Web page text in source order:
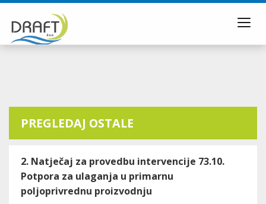
PREGLEDAJ OSTALE
2. Natječaj za provedbu intervencije 73.10.
Potpora za ulaganja u primarnu
poljoprivrednu proizvodnju